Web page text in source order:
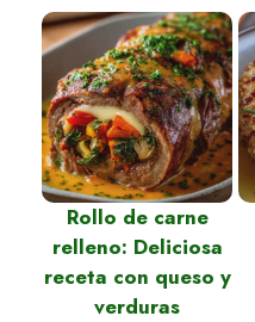
Rollo de carne
relleno: Deliciosa
receta con queso y
verduras